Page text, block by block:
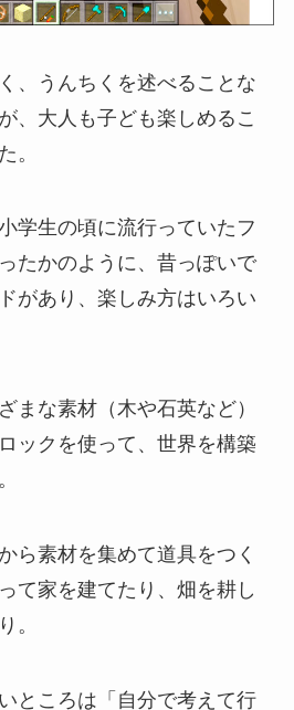
、うんちくを述べることな
、大人も子ども楽しめるこ
。
学生の頃に流行っていたフ
たかのように、昔っぽいで
があり、楽しみ方はいろい
まな素材（木や石英など）
ックを使って、世界を構築
ら素材を集めて道具をつく
て家を建てたり、畑を耕し
。
ところは「自分で考えて行